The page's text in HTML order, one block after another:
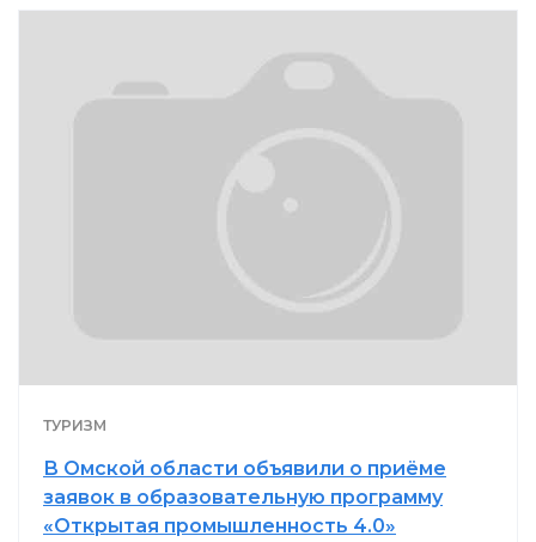
ТУРИЗМ
В Омской области объявили о приёме
заявок в образовательную программу
«Открытая промышленность 4.0»